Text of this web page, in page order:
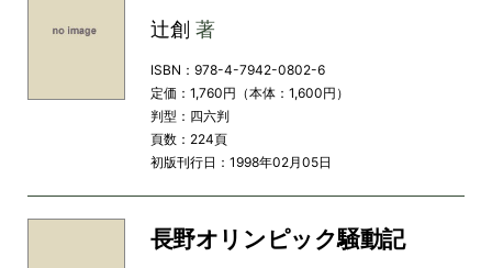
辻創 著
ISBN：978-4-7942-0802-6
定価：1,760円（本体：1,600円）
判型：四六判
頁数：224頁
初版刊行日：1998年02月05日
長野オリンピック騒動記